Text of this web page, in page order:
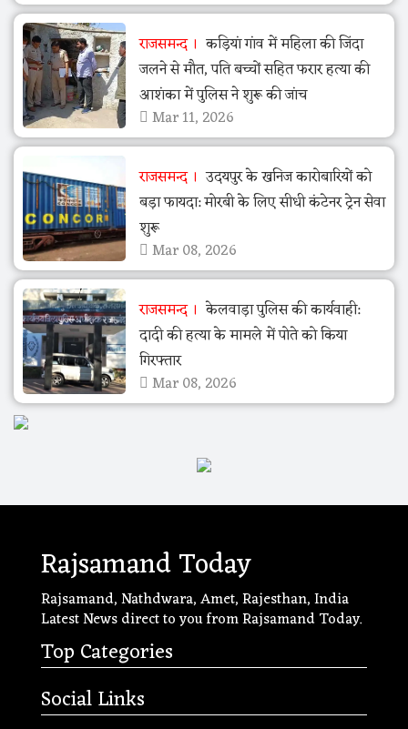
राजसमन्द
कड़ियां गांव में महिला की जिंदा
जलने से मौत, पति बच्चों सहित फरार हत्या की
आशंका में पुलिस ने शुरू की जांच
Mar 11, 2026
राजसमन्द
उदयपुर के खनिज कारोबारियों को
बड़ा फायदा: मोरबी के लिए सीधी कंटेनर ट्रेन सेवा
शुरू
Mar 08, 2026
राजसमन्द
केलवाड़ा पुलिस की कार्यवाही:
दादी की हत्या के मामले में पोते को किया
गिरफ्तार
Mar 08, 2026
Rajsamand Today
Rajsamand, Nathdwara, Amet, Rajesthan, India
Latest News direct to you from Rajsamand Today.
Top Categories
Social Links